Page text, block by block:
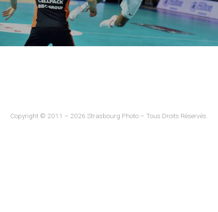
Copyright © 2011 – 2026 Strasbourg Photo – Tous Droits Réservés.